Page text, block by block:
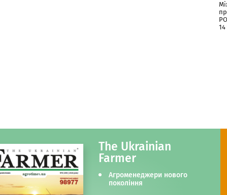
14
The Ukrainian
Farmer
Агроменеджери нового
покоління